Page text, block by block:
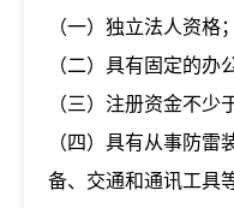
（一）独立法人资格；
（二）具有固定的办
（三）注册资金不少
（四）具有从事防雷
备、交通和通讯工具